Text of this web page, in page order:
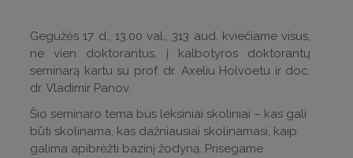
Gegužės 17 d., 13.00 val., 313 aud. kviečiame visus,
ne vien doktorantus, į kalbotyros doktorantų
seminarą kartu su prof. dr. Axeliu Holvoetu ir doc.
dr. Vladimir Panov.
Šio seminaro tema bus leksiniai skoliniai – kas gali
būti skolinama, kas dažniausiai skolinamasi, kaip
galima apibrėžti bazinį žodyną. Prisegame